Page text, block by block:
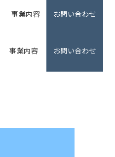
事業内容 お問い合わせ
事業内容 お問い合わせ